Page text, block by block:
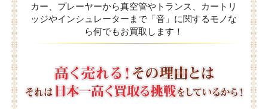
カー、プレーヤーから真空管やトランス、カートリ
ッジやインシュレーターまで「音」に関するモノな
ら何でもお買取します！